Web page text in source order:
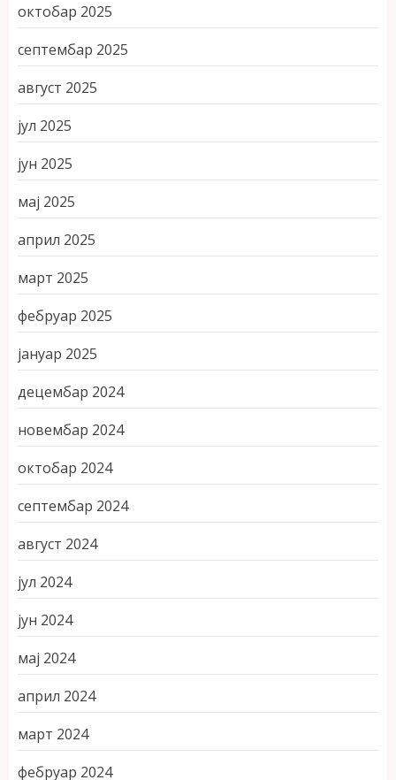
октобар 2025
септембар 2025
август 2025
јул 2025
јун 2025
мај 2025
април 2025
март 2025
фебруар 2025
јануар 2025
децембар 2024
новембар 2024
октобар 2024
септембар 2024
август 2024
јул 2024
јун 2024
мај 2024
април 2024
март 2024
фебруар 2024